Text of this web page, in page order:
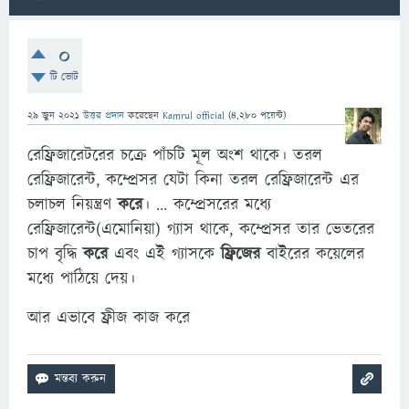
0
টি ভোট
29 জুন 2021 উত্তর প্রদান করেছেন Kamrul official (4,280 পয়েন্ট)
রেফ্রিজারেটরের চক্রে পাঁচটি মূল অংশ থাকে। তরল
রেফ্রিজারেন্ট, কম্প্রেসর যেটা কিনা তরল রেফ্রিজারেন্ট এর
চলাচল নিয়ন্ত্রণকরে। ... কম্প্রেসরের মধ্যে
রেফ্রিজারেন্ট(এমোনিয়া) গ্যাস থাকে, কম্প্রেসর তার ভেতরের
চাপ বৃদ্ধিকরেএবং এই গ্যাসকেফ্রিজেরবাইরের কয়েলের
মধ্যে পাঠিয়ে দেয়।
আর এভাবে ফ্রীজ কাজ করে